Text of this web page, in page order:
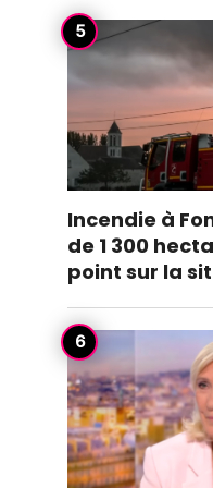
Incendie à
de 1 300
point sur la